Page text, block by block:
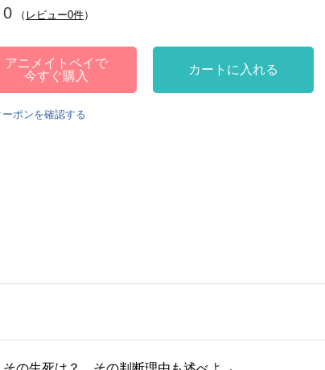
0 （ レビュー0件）
アニメイトペイで
今すぐ購入
カートに入れる
ーポンを確認する